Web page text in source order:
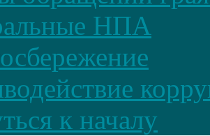
НПА
к началу